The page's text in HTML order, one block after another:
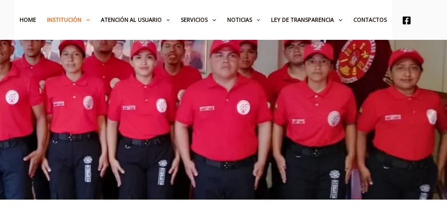
HOME INSTITUCIÓN ATENCIÓN AL USUARIO SERVICIOS NOTICIAS LEY DE TRANSPARENCIA CONTACTOS